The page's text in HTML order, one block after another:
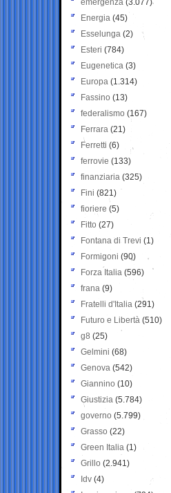
emergenza (3.077)
Energia (45)
Esselunga (2)
Esteri (784)
Eugenetica (3)
Europa (1.314)
Fassino (13)
federalismo (167)
Ferrara (21)
Ferretti (6)
ferrovie (133)
finanziaria (325)
Fini (821)
fioriere (5)
Fitto (27)
Fontana di Trevi (1)
Formigoni (90)
Forza Italia (596)
frana (9)
Fratelli d'Italia (291)
Futuro e Libertà (510)
g8 (25)
Gelmini (68)
Genova (542)
Giannino (10)
Giustizia (5.784)
governo (5.799)
Grasso (22)
Green Italia (1)
Grillo (2.941)
Idv (4)